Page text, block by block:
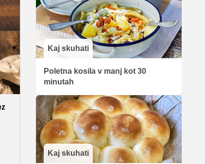
Kaj skuhati
Poletna kosila v manj kot 30
minutah
Kaj skuhati